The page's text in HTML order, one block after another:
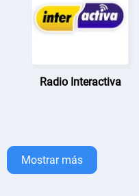
Radio Interactiva
Mostrar más